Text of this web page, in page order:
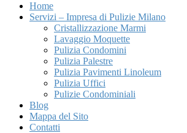
Home
Servizi – Impresa di Pulizie Milano
Cristallizzazione Marmi
Lavaggio Moquette
Pulizia Condomini
Pulizia Palestre
Pulizia Pavimenti Linoleum
Pulizia Uffici
Pulizie Condominiali
Blog
Mappa del Sito
Contatti